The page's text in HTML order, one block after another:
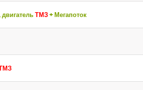
ТМЗ+ Мегапоток